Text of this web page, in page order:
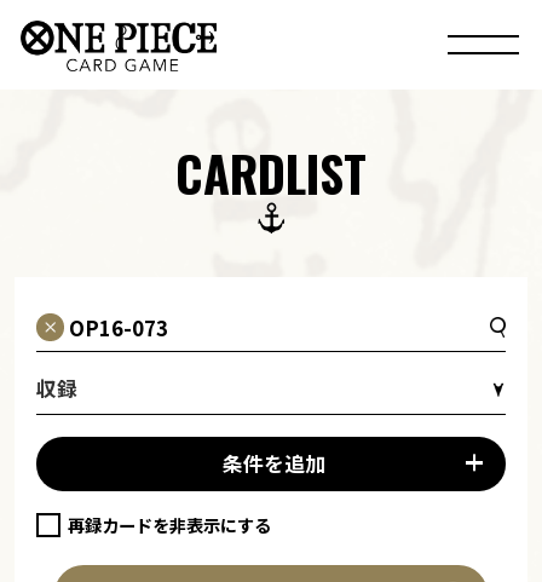
CARDLIST
収録
条件を追加
再録カードを非表示にする